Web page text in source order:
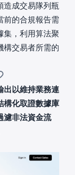
造成交易隊列瓶
前的合規報告需
集，利用算法聚
構交易者所需的
出以維持業務連
構化取證數據庫
濾非法資金流